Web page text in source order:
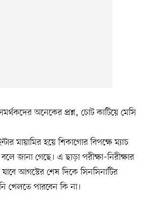
অনেকের প্রশ্ন, চোট কাটিয়ে মেসি
মায়ামির হয়ে শিকাগোর বিপক্ষে ম্যাচ
জানা গেছে। এ ছাড়া পরীক্ষা–নিরীক্ষার
আগস্টের শেষ দিকে সিনসিনাটির
খেলতে পারবেন কি না।